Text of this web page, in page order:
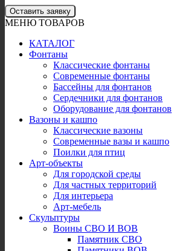
Оставить заявку
МЕНЮ ТОВАРОВ
КАТАЛОГ
Фонтаны
Классические фонтаны
Современные фонтаны
Бассейны для фонтанов
Сердечники для фонтанов
Оборудование для фонтанов
Вазоны и кашпо
Классические вазоны
Современные вазы и кашпо
Поилки для птиц
Арт-объекты
Для городской среды
Для частных территорий
Для интерьера
Арт-мебель
Скульптуры
Воины СВО И ВОВ
Памятник СВО